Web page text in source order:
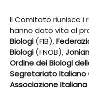
Il Comitato riunisce i
hanno dato vita al
Biologi (FIB),
Biologi (FNOB),
Ordine dei Biologi
Segretariato Italiano
Associazione Italiana